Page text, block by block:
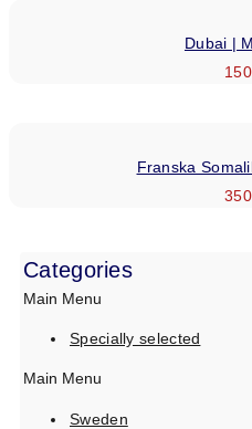
Dubai |
150
Franska
350
Categories
Main Menu
Specially selected
Main Menu
Sweden